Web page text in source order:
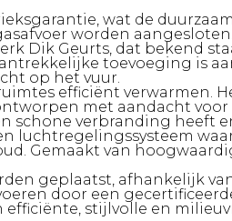
wat de
worden aangesloten.
Dik Geurts, dat bekend
toevoeging is
op het vuur.
efficiënt verwarmen.
met aandacht
schone verbranding heeft
luchtregelingssysteem
Gemaakt van
geplaatst, afhankelijk
door een
efficiënte, stijlvolle en